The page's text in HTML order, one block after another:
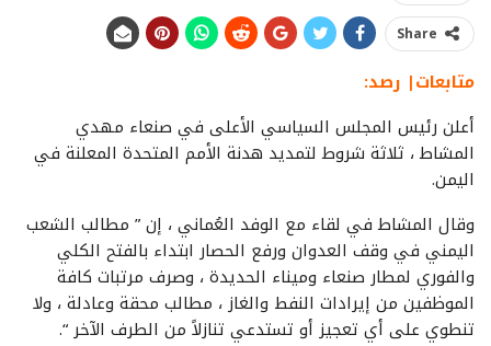
Share
متابعات| رصد:
أعلن رئيس المجلس السياسي الأعلى في صنعاء مهدي
المشاط ، ثلاثة شروط لتمديد هدنة الأمم المتحدة المعلنة في
اليمن.
وقال المشاط في لقاء مع الوفد العُماني ، إن ” مطالب الشعب
اليمني في وقف العدوان ورفع الحصار ابتداء بالفتح الكلي
والفوري لمطار صنعاء وميناء الحديدة ، وصرف مرتبات كافة
الموظفين من إيرادات النفط والغاز ، مطالب محقة وعادلة ، ولا
تنطوي على أي تعجيز أو تستدعي تنازلاً من الطرف الآخر “.